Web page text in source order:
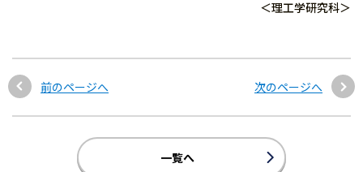
＜理工学研究科＞
前のページへ 次のページへ
一覧へ